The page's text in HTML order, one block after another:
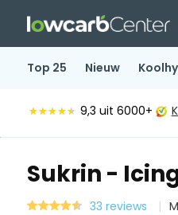
Top 25 Nieuw
★★★★★
★★★★★ 9,3 uit 6000+
Sukrin -
33 reviews